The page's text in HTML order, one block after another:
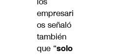
empresari
os señaló
también
que “solo